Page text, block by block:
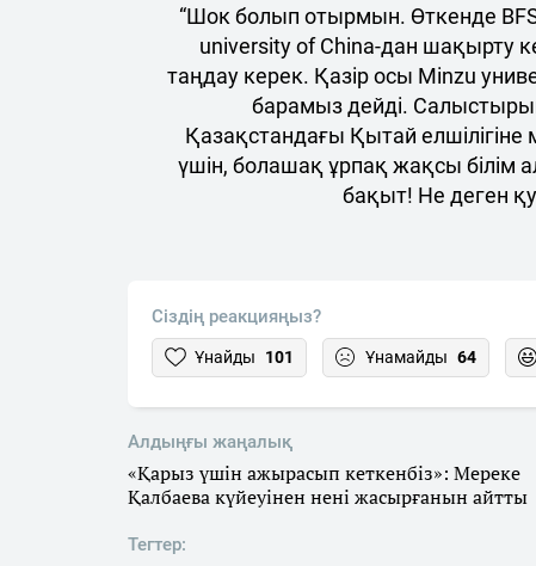
“Шок болып отырмын. Өткенде
university of China-дан шақырту
таңдау керек. Қазір осы Minzu
барамыз дейді.
Қазақстандағы Қытай елшілігіне
үшін, болашақ ұрпақ жақсы білім
бақыт! Не деген
Сіздің реакцияңыз?
Ұнайды 101 Ұнамайды 64
Алдыңғы жаңалық
«Қарыз үшін ажырасып кеткенбіз»: Мереке
Қалбаева күйеуінен нені жасырғанын айтты
Тегтер: